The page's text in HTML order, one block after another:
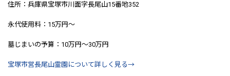
住所：兵庫県宝塚市川面字長尾山15番地352
永代使用料：15万円～
墓じまいの予算：10万円～30万円
宝塚市営長尾山霊園について詳しく見る→